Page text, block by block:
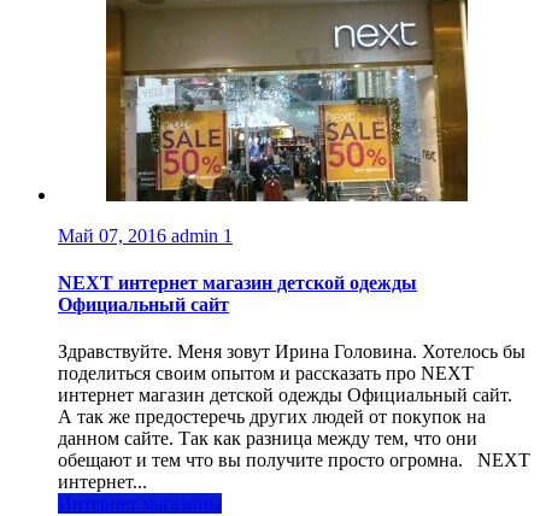
Май 07, 2016 admin 1
NEXT интернет магазин детской одежды
Официальный сайт
Здравствуйте. Меня зовут Ирина Головина. Хотелось бы
поделиться своим опытом и рассказать про NEXT
интернет магазин детской одежды Официальный сайт.
А так же предостеречь других людей от покупок на
данном сайте. Так как разница между тем, что они
обещают и тем что вы получите просто огромна. NEXT
интернет...
Интернет магазины